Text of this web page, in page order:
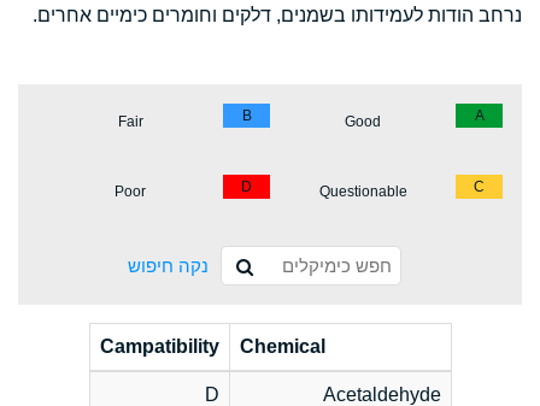
נרחב הודות לעמידותו בשמנים, דלקים וחומרים כימיים אחרים.
A
Good
B
Fair
C
Questionable
D
Poor
נקה חיפוש
Chemical
Campatibility
Acetaldehyde
D